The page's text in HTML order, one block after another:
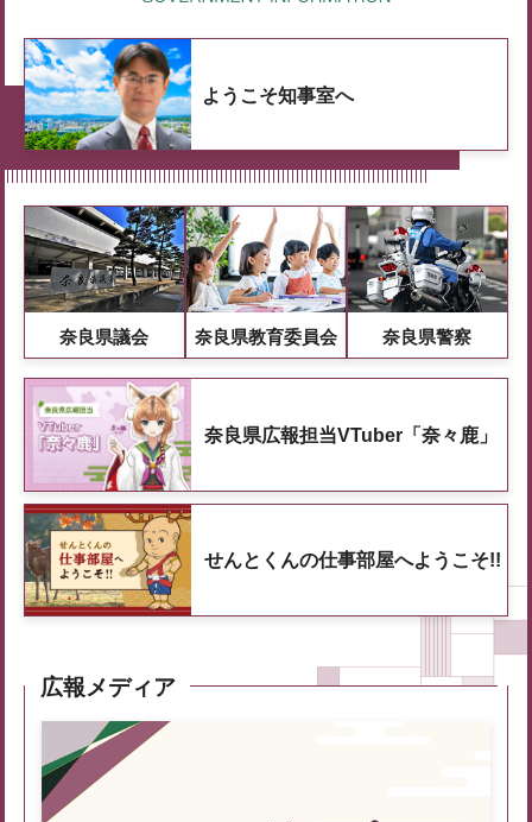
ようこそ知事室へ
奈良県議会 奈良県教育委員会 奈良県警察
奈良県広報担当VTuber「奈々鹿」
せんとくんの仕事部屋へようこそ!!
広報メディア